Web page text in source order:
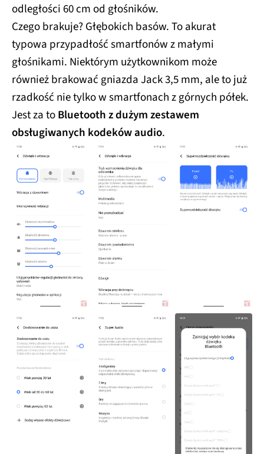
odległości 60 cm od głośników.
Czego brakuje? Głębokich basów. To akurat
typowa przypadłość smartfonów z małymi
głośnikami. Niektórym użytkownikom może
również brakować gniazda Jack 3,5 mm, ale to już
rzadkość nie tylko w smartfonach z górnych półek.
Jest za toBluetooth z dużym zestawem
obsługiwanych kodeków audio.